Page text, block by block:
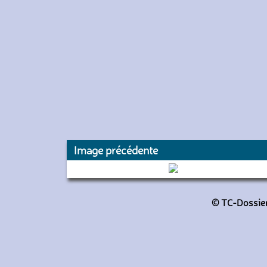
Image précédente
8273 (RATP)
© TC-